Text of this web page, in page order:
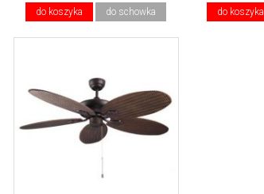
do koszyka do schowka do koszyka